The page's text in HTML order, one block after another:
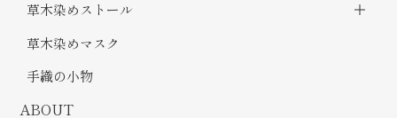
草木染めストール
草木染めマスク
手織の小物
ABOUT